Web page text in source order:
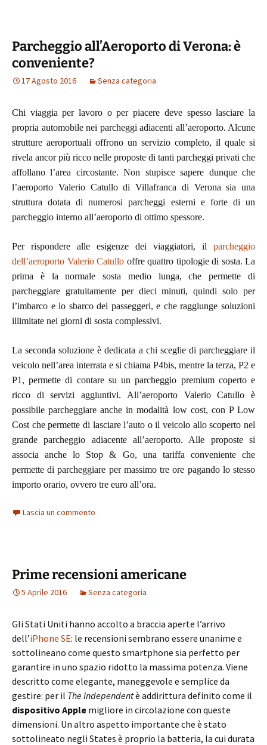
Parcheggio all’Aeroporto di Verona: è
conveniente?
17 Agosto 2016 Senza categoria
Chi viaggia per lavoro o per piacere deve spesso lasciare la
propria automobile nei parcheggi adiacenti all’aeroporto. Alcune
strutture aeroportuali offrono un servizio completo, il quale si
rivela ancor più ricco nelle proposte di tanti parcheggi privati che
affollano l’area circostante. Non stupisce sapere dunque che
l’aeroporto Valerio Catullo di Villafranca di Verona sia una
struttura dotata di numerosi parcheggi esterni e forte di un
parcheggio interno all’aeroporto di ottimo spessore.
Per rispondere alle esigenze dei viaggiatori, il parcheggio
dell’aeroporto Valerio Catullo offre quattro tipologie di sosta. La
prima è la normale sosta medio lunga, che permette di
parcheggiare gratuitamente per dieci minuti, quindi solo per
l’imbarco e lo sbarco dei passeggeri, e che raggiunge soluzioni
illimitate nei giorni di sosta complessivi.
La seconda soluzione è dedicata a chi sceglie di parcheggiare il
veicolo nell’area interrata e si chiama P4bis, mentre la terza, P2 e
P1, permette di contare su un parcheggio premium coperto e
ricco di servizi aggiuntivi. All’aeroporto Valerio Catullo è
possibile parcheggiare anche in modalità low cost, con P Low
Cost che permette di lasciare l’auto o il veicolo allo scoperto nel
grande parcheggio adiacente all’aeroporto. Alle proposte si
associa anche lo Stop & Go, una tariffa conveniente che
permette di parcheggiare per massimo tre ore pagando lo stesso
importo orario, ovvero tre euro all’ora.
Lascia un commento
Prime recensioni americane
5 Aprile 2016 Senza categoria
Gli Stati Uniti hanno accolto a braccia aperte l’arrivo
dell’iPhone SE: le recensioni sembrano essere unanime e
sottolineano come questo smartphone sia perfetto per
garantire in uno spazio ridotto la massima potenza. Viene
descritto come elegante, maneggevole e semplice da
gestire: per il The Independentè addirittura definito come il
dispositivo Apple migliore in circolazione con queste
dimensioni. Un altro aspetto importante che è stato
sottolineato negli States è proprio la batteria, la cui durata